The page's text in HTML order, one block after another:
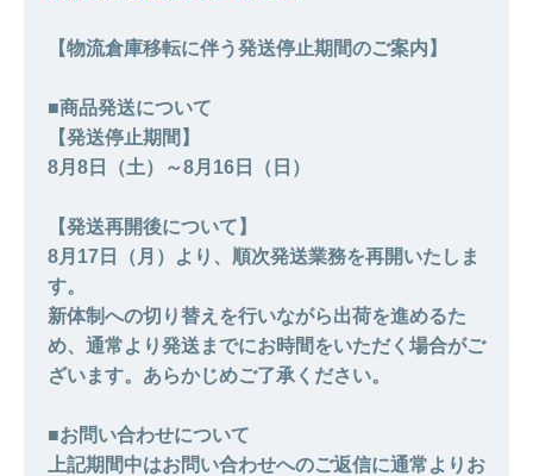
【物流倉庫移転に伴う発送停止期間のご案内】
■商品発送について
【発送停止期間】
8月8日（土）～8月16日（日）
【発送再開後について】
8月17日（月）より、順次発送業務を再開いたしま
す。
新体制への切り替えを行いながら出荷を進めるた
め、通常より発送までにお時間をいただく場合がご
ざいます。あらかじめご了承ください。
■お問い合わせについて
上記期間中はお問い合わせへのご返信に通常よりお